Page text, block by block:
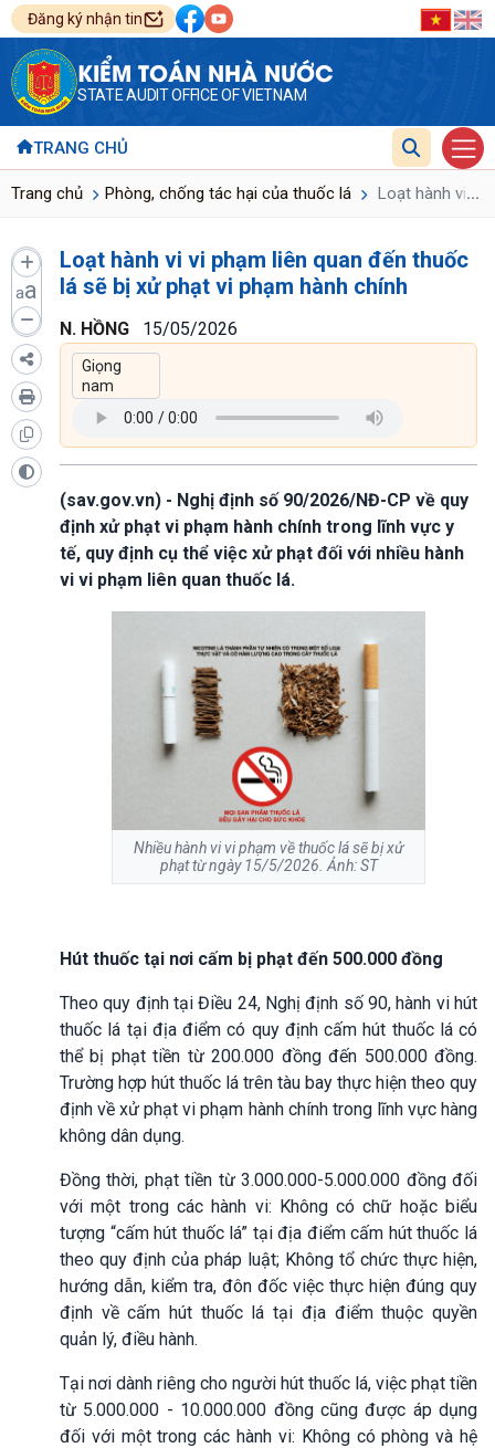
Đăng ký nhận tin
KIỂM TOÁN NHÀ NƯỚC
STATE AUDIT OFFICE OF VIETNAM
TRANG CHỦ
Trang chủ Phòng, chống tác hại của thuốc lá Loạt hành vi vi
...
aa
Loạt hành vi vi phạm liên quan đến thuốc
lá sẽ bị xử phạt vi phạm hành chính
N. HỒNG 15/05/2026
(sav.gov.vn) - Nghị định số 90/2026/NĐ-CP về quy
định xử phạt vi phạm hành chính trong lĩnh vực y
tế, quy định cụ thể việc xử phạt đối với nhiều hành
vi vi phạm liên quan thuốc lá.
Nhiều hành vi vi phạm về thuốc lá sẽ bị xử
phạt từ ngày 15/5/2026. Ảnh: ST
Hút thuốc tại nơi cấm bị phạt đến 500.000 đồng
Theo quy định tại Điều 24, Nghị định số 90, hành vi hút
thuốc lá tại địa điểm có quy định cấm hút thuốc lá có
thể bị phạt tiền từ 200.000 đồng đến 500.000 đồng.
Trường hợp hút thuốc lá trên tàu bay thực hiện theo quy
định về xử phạt vi phạm hành chính trong lĩnh vực hàng
không dân dụng.
Đồng thời, phạt tiền từ 3.000.000-5.000.000 đồng đối
với một trong các hành vi: Không có chữ hoặc biểu
tượng “cấm hút thuốc lá” tại địa điểm cấm hút thuốc lá
theo quy định của pháp luật; Không tổ chức thực hiện,
hướng dẫn, kiểm tra, đôn đốc việc thực hiện đúng quy
định về cấm hút thuốc lá tại địa điểm thuộc quyền
quản lý, điều hành.
Tại nơi dành riêng cho người hút thuốc lá, việc phạt tiền
từ 5.000.000 - 10.000.000 đồng cũng được áp dụng
đối với một trong các hành vi: Không có phòng và hệ